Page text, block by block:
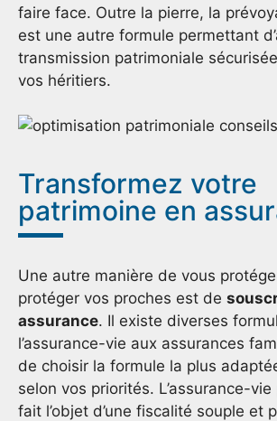
faire face. Outre la pierre, la
est une autre formule permettant
transmission patrimoniale
vos héritiers.
Transformez votre
patrimoine en
Une autre manière de vous
protéger vos proches est de
assurance. Il existe diverses
l’assurance-vie aux assurances
de choisir la formule la plus
selon vos priorités. L’assurance-
fait l’objet d’une fiscalité souple et